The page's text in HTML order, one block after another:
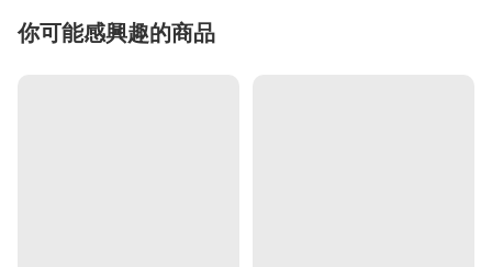
你可能感興趣的商品